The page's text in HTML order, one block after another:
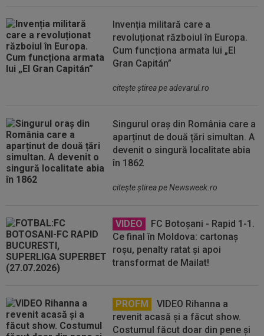
Invenția militară care a
revoluționat războiul în Europa.
Cum funcționa armata lui „El
Gran Capitán”
citeşte ştirea pe adevarul.ro
Singurul oraș din România care a
aparținut de două țări simultan. A
devenit o singură localitate abia
în 1862
citeşte ştirea pe Newsweek.ro
VIDEO
FC Botoșani - Rapid 1-1.
Ce final în Moldova: cartonaș
roșu, penalty ratat și apoi
transformat de Mailat!
PROFM
VIDEO Rihanna a
revenit acasă și a făcut show.
Costumul făcut doar din pene și